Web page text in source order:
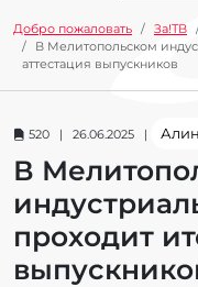
Добро пожаловать За!ТВ
В Мелитопольском
аттестация выпускников
520 | 26.06.2025 |
В
проходит